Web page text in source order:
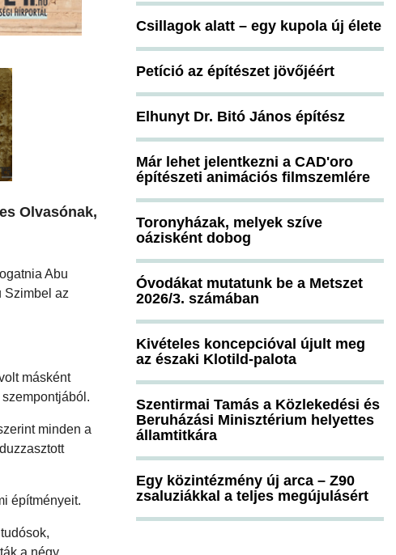
Olvasónak,
Abu
Szimbel az
másként
minden a
építményeit.
a négy
Csillagok alatt – egy kupola új élete
Petíció az építészet jövőjéért
Elhunyt Dr. Bitó János építész
Már lehet jelentkezni a CAD'oro
építészeti animációs filmszemlére
Toronyházak, melyek szíve
oázisként dobog
Óvodákat mutatunk be a Metszet
2026/3. számában
Kivételes koncepcióval újult meg
az északi Klotild-palota
Szentirmai Tamás a Közlekedési és
Beruházási Minisztérium helyettes
államtitkára
Egy közintézmény új arca – Z90
zsaluziákkal a teljes megújulásért